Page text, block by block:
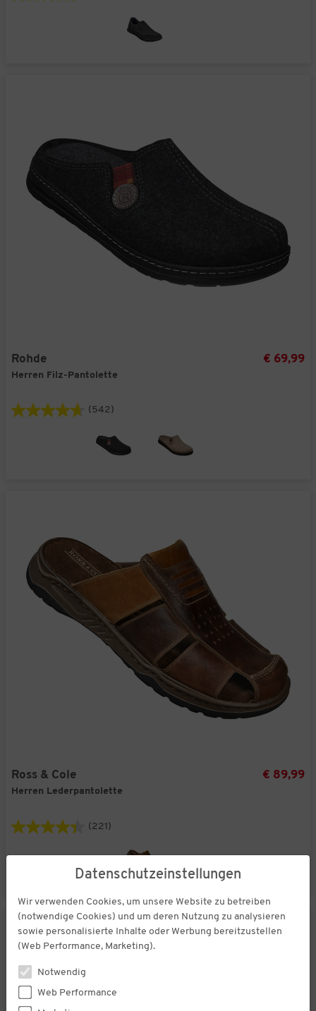
Rohde
Herren Filz-Pantolette
€ 69,99
(542)
Ross & Cole
Herren Lederpantolette
€ 89,99
(221)
Datenschutzeinstellungen
Wir verwenden Cookies, um unsere Website zu betreiben
(notwendige Cookies) und um deren Nutzung zu analysieren
sowie personalisierte Inhalte oder Werbung bereitzustellen
(Web Performance, Marketing).
Notwendig
Web Performance